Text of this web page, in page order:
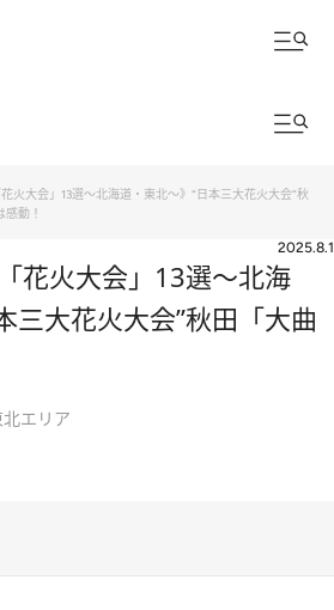
火大会」13選～北海道・東北～》“日本三大花火大会”秋
動！
2025.8.1
花火大会」13選～北海
三大花火大会”秋田「大曲
エリア